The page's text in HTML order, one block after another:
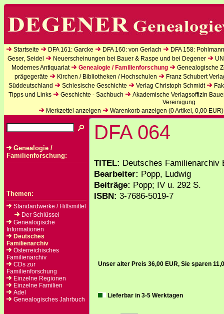
Startseite DFA 161: Garcke DFA 160: von Gerlach
DFA 158:
Geser, Seidel
Neuerscheinungen bei Bauer & Raspe und bei Degener
Modernes Antiquariat
Genealogie / Familienforschung
Genealogische
prägegeräte
Kirchen / Bibliotheken / Hochschulen
Franz Schubert
Süddeutschland
Schlesische Geschichte Verlag Christoph Schmidt
Tipps und Links
Geschichte - Sachbuch
Akademische Verlagsoffizin
Vereinigung
Merkzettel anzeigen
Warenkorb anzeigen (0Artikel, 0,00 EUR)
Genealogie /
Familienforschung:
Themen:
Standardwerke / Hilfsmittel
Der Schlüssel
Genealogische
Informationen
Deutsches
Familienarchiv
Österreichisches
Familienarchiv
CDs zur
Familienforschung
Einzelne Regionen
Einzelne Familien
Adel
Genealogisches Jahrbuch
DFA 064
TITEL: Deutsches Familienarchiv
Bearbeiter: Popp, Ludwig
Beiträge: Popp; IV u. 292 S.
ISBN: 3-7686-5019-7
Unser alter Preis 36,00 EUR, Sie sparen
Lieferbar in 3-5 Werktagen